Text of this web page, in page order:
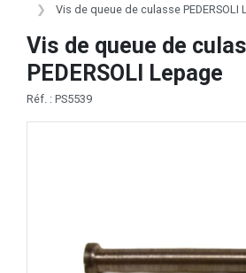
Vis de queue de culasse PEDERSOLI
Vis de queue de
PEDERSOLI Lepage
Réf. : PS5539